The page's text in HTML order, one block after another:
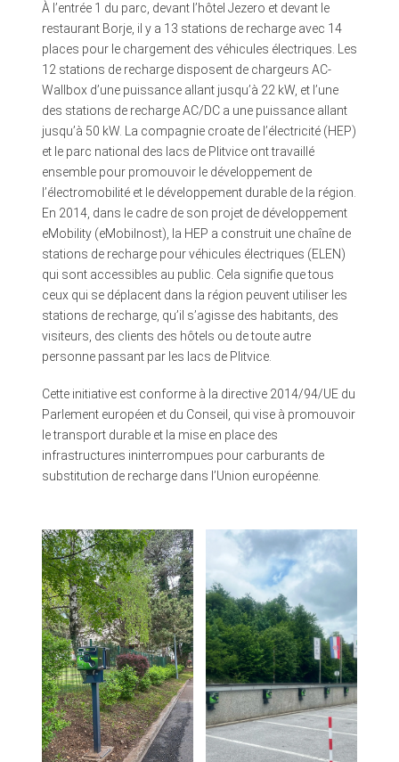
À l’entrée 1 du parc, devant l’hôtel Jezero et devant le
restaurant Borje, il y a 13 stations de recharge avec 14
places pour le chargement des véhicules électriques. Les
12 stations de recharge disposent de chargeurs AC-
Wallbox d’une puissance allant jusqu’à 22 kW, et l’une
des stations de recharge AC/DC a une puissance allant
jusqu’à 50 kW. La compagnie croate de l’électricité (HEP)
et le parc national des lacs de Plitvice ont travaillé
ensemble pour promouvoir le développement de
l’électromobilité et le développement durable de la région.
En 2014, dans le cadre de son projet de développement
eMobility (eMobilnost), la HEP a construit une chaîne de
stations de recharge pour véhicules électriques (ELEN)
qui sont accessibles au public. Cela signifie que tous
ceux qui se déplacent dans la région peuvent utiliser les
stations de recharge, qu’il s’agisse des habitants, des
visiteurs, des clients des hôtels ou de toute autre
personne passant par les lacs de Plitvice.
Cette initiative est conforme à la directive 2014/94/UE du
Parlement européen et du Conseil, qui vise à promouvoir
le transport durable et la mise en place des
infrastructures ininterrompues pour carburants de
substitution de recharge dans l’Union européenne.